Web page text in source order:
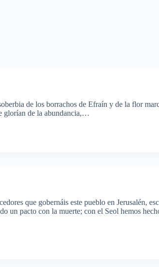
de los borrachos de Efraín y de la flor
glorían de la abundancia,…
que gobernáis este pueblo en Jerusalén,
un pacto con la muerte; con el Seol hemos